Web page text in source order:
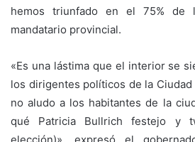
hemos triunfado en el 75% de
mandatario provincial.
«Es una lástima que el interior se
los dirigentes políticos de la
no aludo a los habitantes de la
qué Patricia Bullrich festejo y